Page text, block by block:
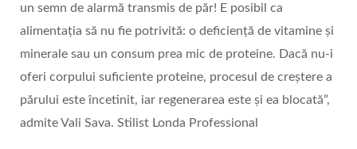
un semn de alarmă transmis de păr! E posibil ca
alimentația să nu fie potrivită: o deficiență de vitamine și
minerale sau un consum prea mic de proteine. Dacă nu-i
oferi corpului suficiente proteine, procesul de creștere a
părului este încetinit, iar regenerarea este și ea blocată”,
admite Vali Sava. Stilist Londa Professional